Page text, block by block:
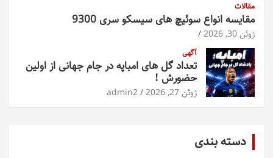
مقالات
مقایسه انواع سوئیچ های سیسکو سری 9300
ژوئن 30, 2026
آگهی
تعداد گل های امباپه در جام جهانی از اولین
حضورش !
ژوئن 27, 2026 admin2
دسته بندی